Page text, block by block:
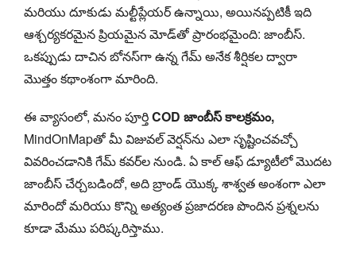
మరియు దూకుడు మల్టీప్లేయర్ ఉన్నాయి, అయినప్పటికీ ఇది
ఆశ్చర్యకరమైన ప్రియమైన మోడ్‌తో ప్రారంభమైంది: జాంబీస్.
ఒకప్పుడు దాచిన బోనస్‌గా ఉన్న గేమ్ అనేక శీర్షికల ద్వారా
మొత్తం కథాంశంగా మారింది.
ఈ వ్యాసంలో, మనం పూర్తిCOD జాంబీస్ కాలక్రమం,
MindOnMapతో మీ విజువల్ వెర్షన్‌ను ఎలా సృష్టించవచ్చో
వివరించడానికి గేమ్ కవర్‌ల నుండి. ఏ కాల్ ఆఫ్ డ్యూటీలో మొదట
జాంబీస్ చేర్చబడిందో, అది బ్రాండ్ యొక్క శాశ్వత అంశంగా ఎలా
మారిందో మరియు కొన్ని అత్యంత ప్రజాదరణ పొందిన ప్రశ్నలను
కూడా మేము పరిష్కరిస్తాము.